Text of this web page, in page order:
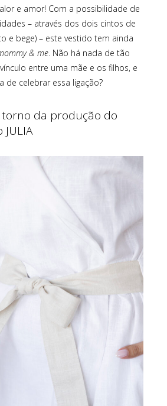
e amor! Com a possibilidade de
– através dos dois cintos de
e bege) – este vestido tem ainda
& me . Não há nada de tão
entre uma mãe e os filhos, e
de celebrar essa ligação?
torno da produção do